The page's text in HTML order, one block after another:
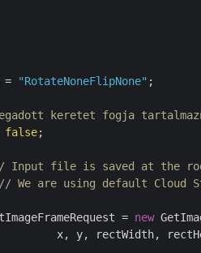
= "RotateNoneFlipNone" ;
keretet fogja
false;
Input file is saved at the
// We are using default Cloud
= new
x, y, rectWidth,